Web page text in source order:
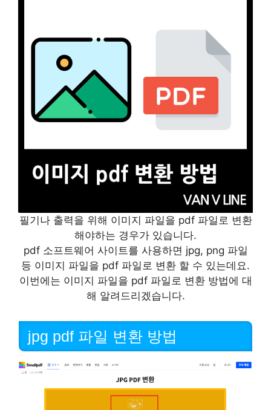
필기나 출력을 위해 이미지 파일을 pdf 파일로 변환
해야하는 경우가 있습니다.
pdf 소프트웨어 사이트를 사용하면 jpg, png 파일
등 이미지 파일을 pdf 파일로 변환 할 수 있는데요.
이번에는 이미지 파일을 pdf 파일로 변환 방법에 대
해 알려드리겠습니다.
jpg pdf 파일 변환 방법